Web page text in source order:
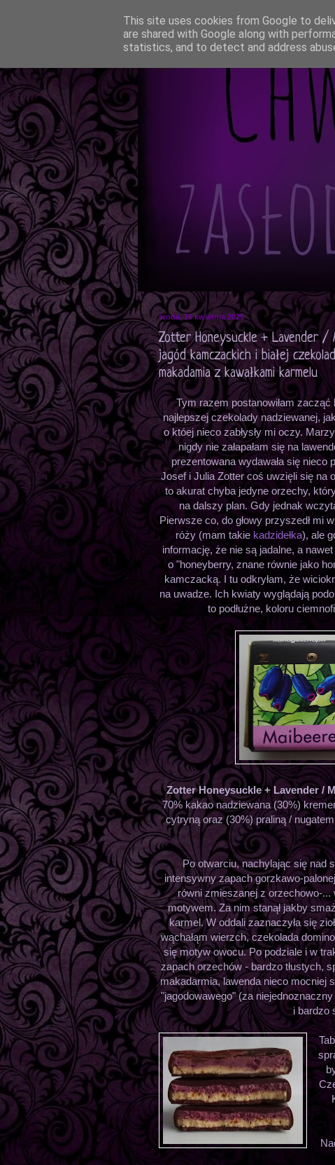
środa, 16 kwietnia 2025
Zotter Honeysuckle + Lavender /
jagód kamczackich i białej
makadamia z kawałkami karmelu
Tym razem postanowiłam
najlepszej czekolady nadziewanej,
o któej nieco zabłysły mi oczy.
nigdy nie załapałam się na
prezentowana wydawała się nieco
Josef i Julia Zotter coś uwzięli się na
to akurat chyba jedyne orzechy,
na dalszy plan. Gdy jednak
Pierwsze co, do głowy przyszedł mi
róży (mam takie kadzidełka), ale
informację, że nie są jadalne, a
o "honeyberry, znane równie jako
kamczacką. I tu odkryłam, że
na uwadze. Ich kwiaty wyglądają
to podłużne, koloru
Zotter Honeysuckle + Lavender /
70% kakao nadziewana (30%)
cytryną oraz (30%) praliną /
Po otwarciu, nachylając się nad
intensywny zapach gorzkawo-
równi zmieszanej z orzechowo-...
motywem. Za nim stanął jakby
karmel. W oddali zaznaczyła się
wąchałąm wierzch, czekolada
się motyw owocu. Po podziale i w
zapach orzechów - bardzo tłustych,
makadarmia, lawenda nieco mocniej
"jagodowawego" (za
i bardzo
This site uses cookies from Google to
are shared with Google along with
statistics, and to detect and address